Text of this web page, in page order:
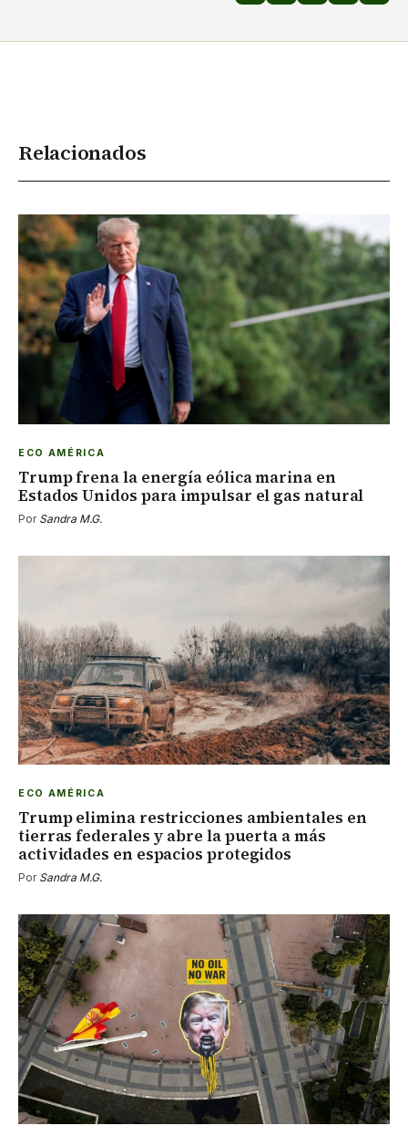
Relacionados
ECO AMÉRICA
Trump frena la energía eólica marina en
Estados Unidos para impulsar el gas natural
Por Sandra M.G.
ECO AMÉRICA
Trump elimina restricciones ambientales en
tierras federales y abre la puerta a más
actividades en espacios protegidos
Por Sandra M.G.